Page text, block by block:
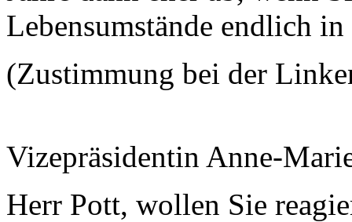
Lebensumstände endlich
(Zustimmung bei der
Vizepräsidentin Anne-
Herr Pott, wollen Sie